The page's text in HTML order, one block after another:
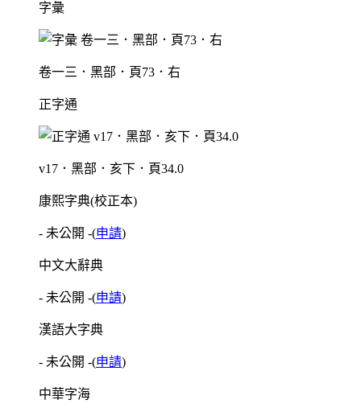
字彙
卷一三．黑部．頁73．右
正字通
v17．黑部．亥下．頁34.0
康熙字典(校正本)
- 未公開 -(申請)
中文大辭典
- 未公開 -(申請)
漢語大字典
- 未公開 -(申請)
中華字海